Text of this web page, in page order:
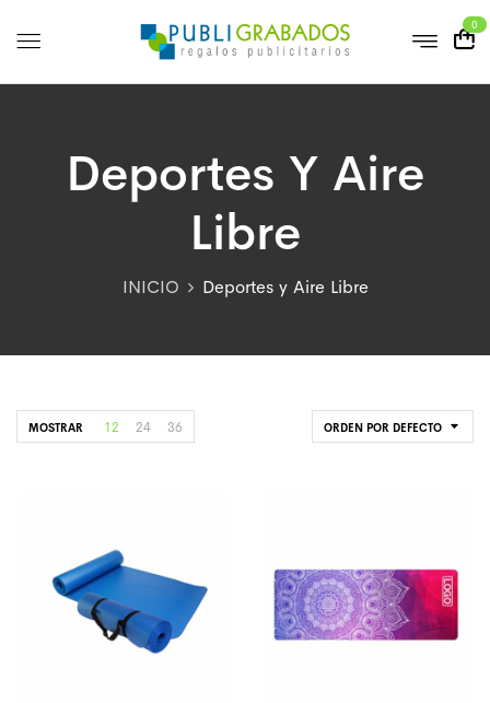
0
Deportes Y Aire
Libre
INICIO Deportes y Aire Libre
ORDEN POR DEFECTO
MOSTRAR 12 24 36